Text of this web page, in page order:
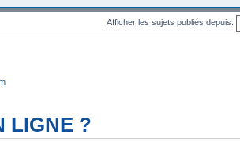
Afficher les sujets publiés depuis:
LIGNE ?